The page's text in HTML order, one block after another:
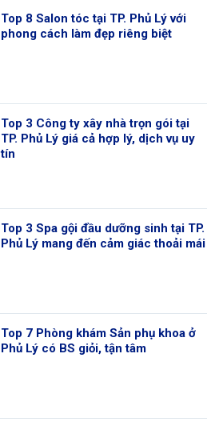
Top 8 Salon tóc tại TP. Phủ Lý với
phong cách làm đẹp riêng biệt
Top 3 Công ty xây nhà trọn gói tại
TP. Phủ Lý giá cả hợp lý, dịch vụ uy
tín
Top 3 Spa gội đầu dưỡng sinh tại TP.
Phủ Lý mang đến cảm giác thoải mái
Top 7 Phòng khám Sản phụ khoa ở
Phủ Lý có BS giỏi, tận tâm